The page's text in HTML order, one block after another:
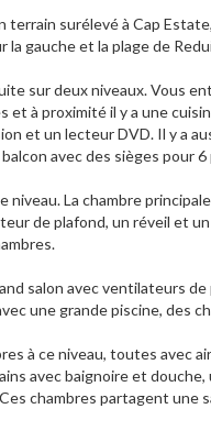
terrain surélevé à Cap
gauche et la plage de
sur deux niveaux. Vous
et à proximité il y a une
et un lecteur DVD. Il y a
avec des sièges pour
niveau. La chambre
de plafond, un réveil et
salon avec ventilateurs
une grande piscine, des
à ce niveau, toutes avec
avec baignoire et
chambres partagent une